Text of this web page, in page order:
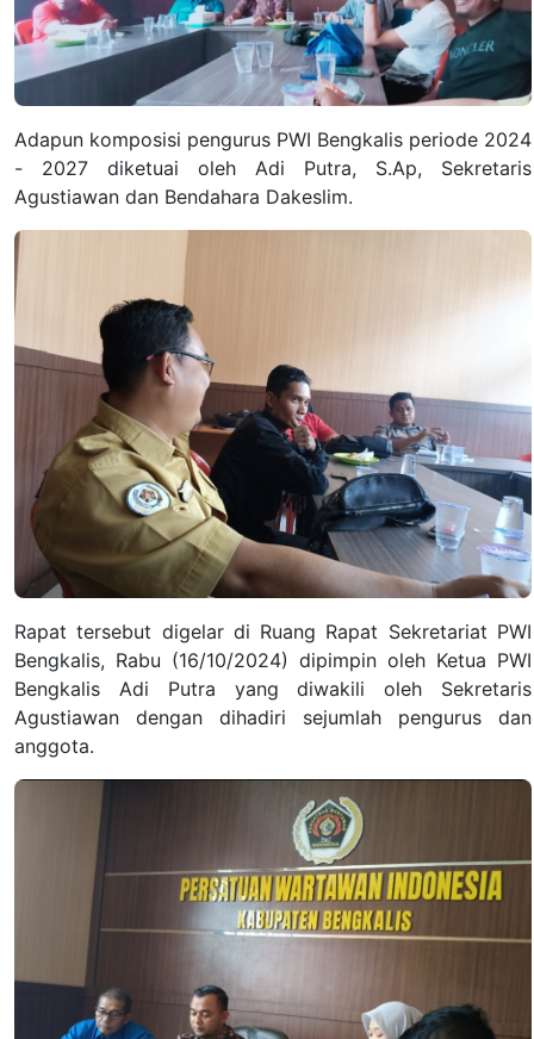
Adapun komposisi pengurus PWI Bengkalis periode 2024
- 2027 diketuai oleh Adi Putra, S.Ap, Sekretaris
Agustiawan dan Bendahara Dakeslim.
Rapat tersebut digelar di Ruang Rapat Sekretariat PWI
Bengkalis, Rabu (16/10/2024) dipimpin oleh Ketua PWI
Bengkalis Adi Putra yang diwakili oleh Sekretaris
Agustiawan dengan dihadiri sejumlah pengurus dan
anggota.